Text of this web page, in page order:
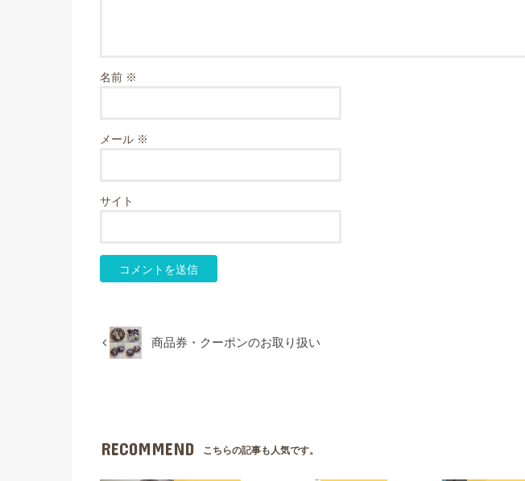
名前 ※
メール ※
サイト
商品券・クーポンのお取り扱い
RECOMMEND こちらの記事も人気です。